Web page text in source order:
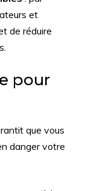
et
de réduire
pour
que vous
danger votre